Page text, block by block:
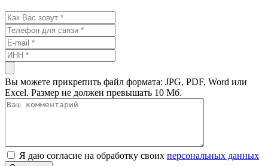
Вы можете прикрепить файл формата: JPG, PDF, Word или
Excel. Размер не должен превышать 10 Мб.
Я даю согласие на обработку своих персональных данных